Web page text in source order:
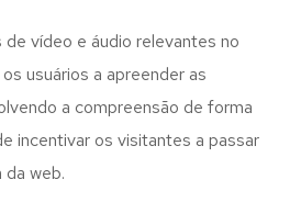
vídeo e áudio relevantes no
usuários a apreender as
a compreensão de forma
incentivar os visitantes a passar
da web.